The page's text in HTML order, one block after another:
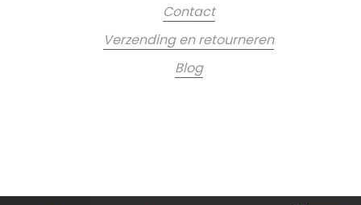
Contact
Verzending en retourneren
Blog